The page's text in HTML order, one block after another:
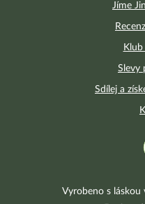
Jíme
Klub
Slevy
Sdílej a
Vyrobeno s láskou